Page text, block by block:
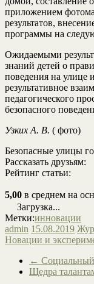
приложением
результатов,
программы на
Ожидаемыми
знаний детей о
поведения на улице
результативное
педагогического
безопасного
Узких А. В. ( фото)
Безопасные улицы
Рассказать друзьям:
Рейтинг статьи:
5,00 в среднем на
Загрузка...
Метки:инновации
admin 15.08.2019
Новации и
← Социальный
Щедра